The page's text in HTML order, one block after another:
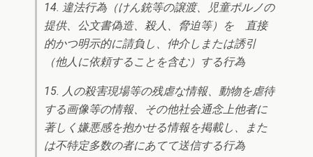
14. 違法行為（けん銃等の譲渡、児童ポルノの
提供、公文書偽造、殺人、脅迫等）を 直接
的かつ明示的に請負し、仲介しまたは誘引
（他人に依頼することを含む）する行為
15. 人の殺害現場等の残虐な情報、動物を虐待
する画像等の情報、その他社会通念上他者に
著しく嫌悪感を抱かせる情報を掲載し、また
は不特定多数の者にあてて送信する行為